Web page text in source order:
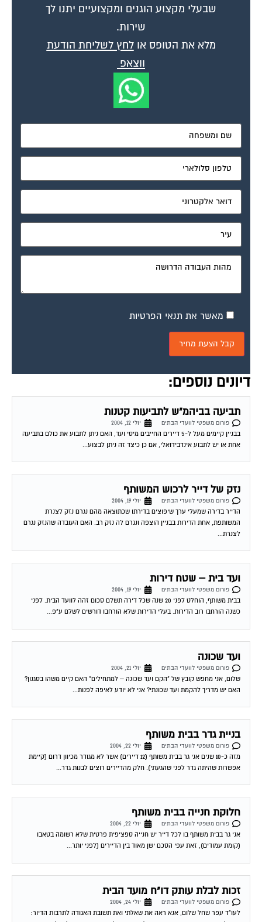
שבעלי מקצוע הוגנים ומקצועיים יתנו לך
שירות.
מלא את הטופס אולחץ לשליחת הודעת
ווצאפ
מאשר את תנאי הפרטיות
דיונים נוספים:
תביעה בביהמ"ש לתביעות קטנות
פורום משפטי לוועדי הבתים
יולי 12, 2004
בבניין קיימים מעל ל-5 דיירים החייבים מיסי ועד, האם ניתן לתבוע את כולם בתביעה
אחת או יש לתבוע אינדבידואלי, אם כן כיצד זה ניתן לבצוע...
נזק של דייר לרכוש המשותף
פורום משפטי לוועדי הבתים
יולי 19, 2004
הדייר בדירה שמעלי ערך שיפוצים בדירתו שכתוצאה מהם נגרם נזק לצנרת
המשותפת, אחת הדירות בבניין הוצפה ונגרם לה נזק רב. האם העובדה שהנזק נגרם
לצנרת...
ועד בית – שטח דירות
פורום משפטי לוועדי הבתים
יולי 19, 2004
בבית משותף, הוחלט לפני 20 שנה שכל דירה תשלם סכום זהה לוועד הבית. לפני
כשנה הורחבו רוב הדירות. בעלי הדירות שלא הורחבו דורשים לשלם ע"פ...
ועד שכונה
פורום משפטי לוועדי הבתים
יולי 21, 2004
שלום, אני מחפש קובץ של "הקם ועד שכונה – למתחילים" האם קיים משהו בסגנון?
האם יש מדריך להקמת ועד שכונתי? אני לא יודע לאיפה לפנות...
בניית גדר בבית משותף
פורום משפטי לוועדי הבתים
יולי 22, 2004
מזה כ-10 שנים אני גר בבית משותף (12 דיירים) אשר לא מגודר מכיוון דרום (קיימת
אפשרות שהיתה גדר לפני שהגעתי). חלק מהדיירים רוצים לבנות גדר...
חלוקת חנייה בבית משותף
פורום משפטי לוועדי הבתים
יולי 22, 2004
אני גר בבית משותף בו לכל דייר יש חנייה ספציפית פרטית שלא רשומה בטאבו
(קומת עמודים), זאת עפי הסכם ישן מאוד בין הדיירים (לפני יותר...
זכות לבלת עותק דו"ח מועד הבית
פורום משפטי לוועדי הבתים
יולי 24, 2004
לעו"ד עפר שחל שלום, אנא ראה את שאלתי ואת תשובת האגודה לתרבות הדיור: